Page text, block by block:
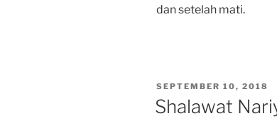
dan setelah mati.
POSTED
ON
SEPTEMBER 10, 2018
Shalawat